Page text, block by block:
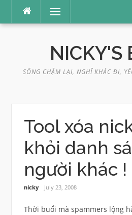
content
Menu
NICKY'S
SỐNG CHẬM LẠI, NGHĨ KHÁC ĐI,
Tool xóa
khỏi danh
người khác !
nicky July 23, 2008
Thời buổi mà spammers lộng